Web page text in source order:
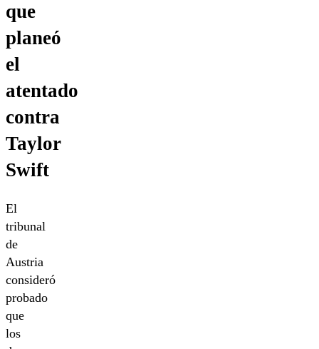
que
planeó
el
atentado
contra
Taylor
Swift
El
tribunal
de
Austria
consideró
probado
que
los